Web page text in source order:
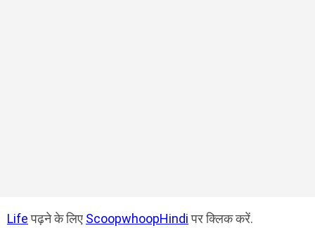
Lifeपढ़ने के लिए ScoopwhoopHindiपर क्लिक करें.